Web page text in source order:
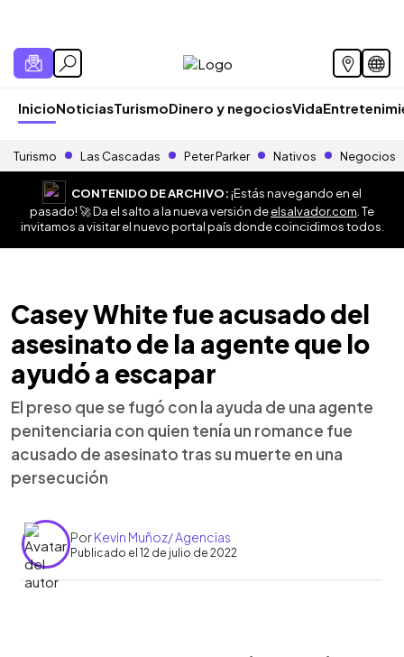
InicioNoticiasTurismoDinero y negociosVida
Turismo Las Cascadas Peter Parker Nativos Negocios
CONTENIDO DE ARCHIVO:¡Estás navegando en el
pasado! 🚀 Da el salto a la nueva versión deelsalvador.com . Te
invitamos a visitar el nuevo portal país donde coincidimos todos.
Casey White fue acusado del
asesinato de la agente que lo
ayudó a escapar
El preso que se fugó con la ayuda de una agente
penitenciaria con quien tenía un romance fue
acusado de asesinato tras su muerte en una
persecución
PorKevin Muñoz/ Agencias
Publicado el 12 de julio de 2022